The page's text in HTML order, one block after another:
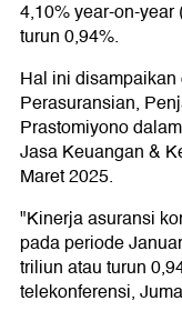
4,10% year-on-
turun 0,94%.
Hal ini
Perasuransian,
Prastomiyono
Jasa Keuangan &
Maret 2025.
"Kinerja asuransi
pada periode
triliun atau turun
telekonferensi,